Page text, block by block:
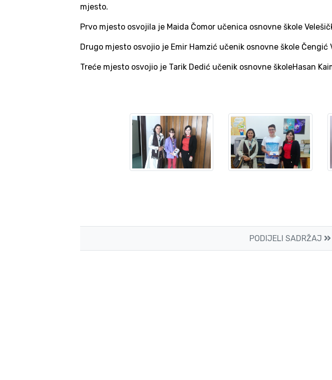
mjesto.
Prvo mjesto osvojila je Maida Čomor učenica osnovne škole
Drugo mjesto osvojio je Emir Hamzić učenik osnovne škole Čengić
Treće mjesto osvojio je Tarik Dedić učenik osnovne školeHasan
PODIJELI SADRŽAJ